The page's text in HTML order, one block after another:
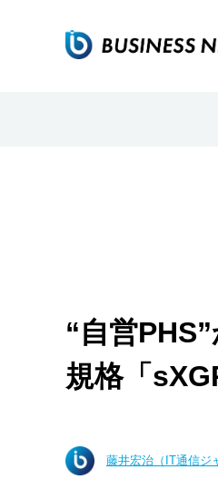
“自営
規格「
藤井宏治（IT通信ジ